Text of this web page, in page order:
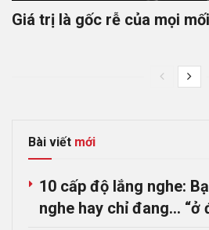
Giá trị là gốc rễ của mọi
Bài viết mới
10 cấp độ lắng nghe:
nghe hay chỉ đang… “ở